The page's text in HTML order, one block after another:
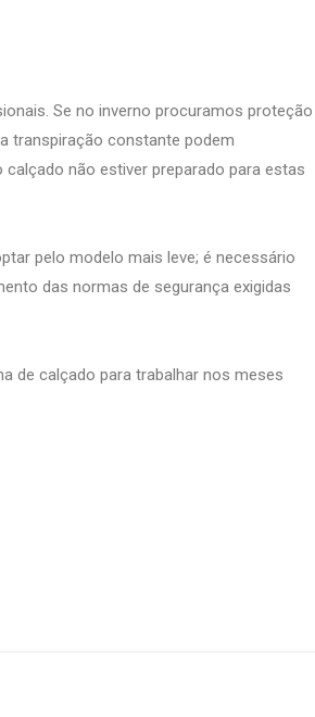
Se no inverno procuramos proteção
transpiração constante podem
não estiver preparado para estas
pelo modelo mais leve; é necessário
das normas de segurança exigidas
de calçado para trabalhar nos meses